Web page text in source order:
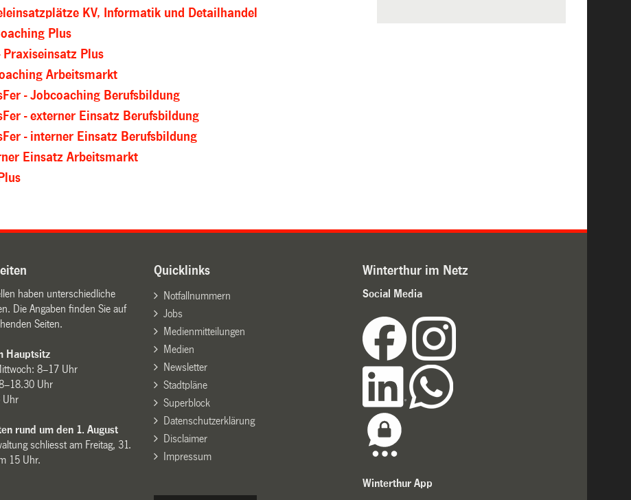
KV, Informatik und Detailhandel
Plus
Praxiseinsatz Plus
Arbeitsmarkt
- Jobcoaching Berufsbildung
- externer Einsatz Berufsbildung
- interner Einsatz Berufsbildung
Einsatz Arbeitsmarkt
haben unterschiedliche
Die Angaben finden Sie auf
Seiten.
Hauptsitz
8–17 Uhr
Uhr
Uhr
rund um den 1. August
schliesst am Freitag, 31.
15 Uhr.
Quicklinks
Notfallnummern
Jobs
Medienmitteilungen
Medien
Newsletter
Stadtpläne
Superblock
Datenschutzerklärung
Disclaimer
Impressum
Winterthur im Netz
Social Media
Winterthur App